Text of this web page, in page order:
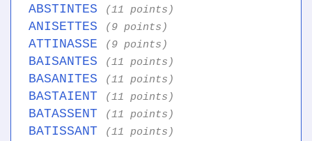
ABSTINTES (11 points)
ANISETTES (9 points)
ATTINASSE (9 points)
BAISANTES (11 points)
BASANITES (11 points)
BASTAIENT (11 points)
BATASSENT (11 points)
BATISSANT (11 points)